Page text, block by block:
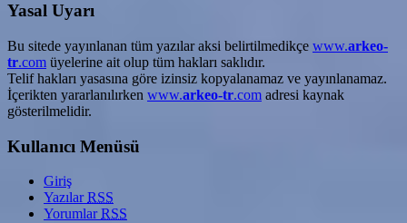
Yasal Uyarı
Bu sitede yayınlanan tüm yazılar aksi belirtilmedikçe www.arkeo-
tr.com üyelerine ait olup tüm hakları saklıdır.
Telif hakları yasasına göre izinsiz kopyalanamaz ve yayınlanamaz.
İçerikten yararlanılırken www.arkeo-tr.com adresi kaynak
gösterilmelidir.
Kullanıcı Menüsü
Giriş
YazılarRSS
YorumlarRSS